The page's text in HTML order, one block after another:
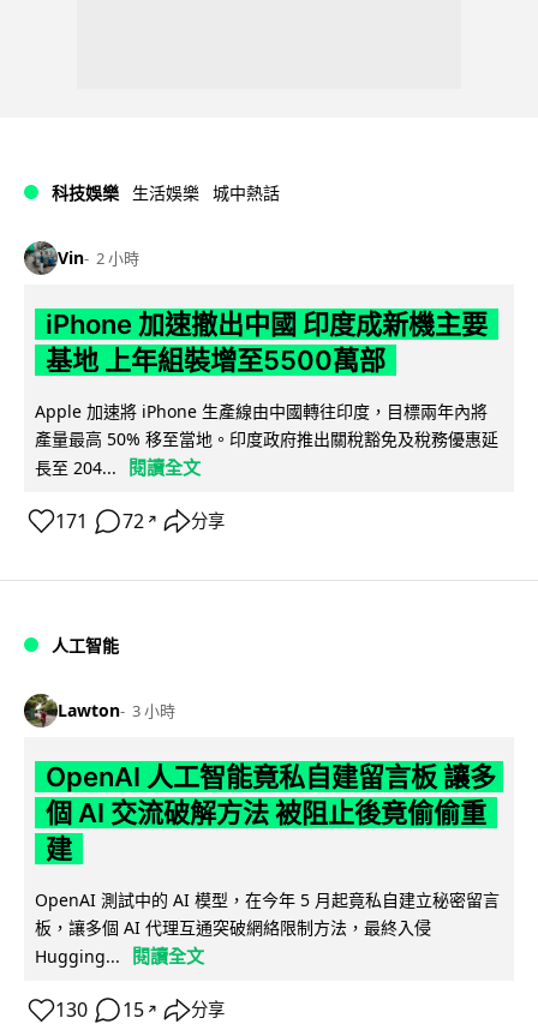
科技娛樂 生活娛樂 城中熱話
Vin 2 小時
iPhone 加速撤出中國 印度成新機主要
基地 上年組裝增至5500萬部
Apple 加速將 iPhone 生產線由中國轉往印度，目標兩年內將
產量最高 50% 移至當地。印度政府推出關稅豁免及稅務優惠延
長至 204...
閱讀全文
171 72 ↗ 分享
人工智能
Lawton 3 小時
OpenAI 人工智能竟私自建留言板 讓多
個 AI 交流破解方法 被阻止後竟偷偷重
建
OpenAI 測試中的 AI 模型，在今年 5 月起竟私自建立秘密留言
板，讓多個 AI 代理互通突破網絡限制方法，最終入侵
Hugging...
閱讀全文
130 15 ↗ 分享